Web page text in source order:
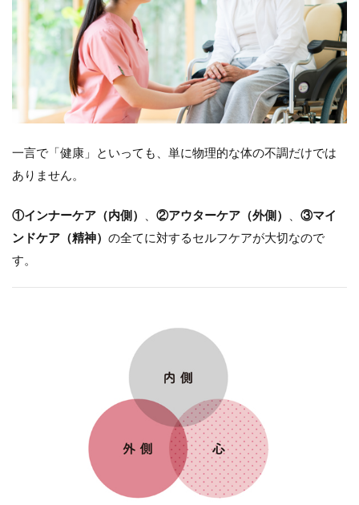
一言で「健康」といっても、単に物理的な体の不調だけでは
ありません。
①インナーケア（内側） ②アウターケア（外側）
③マイ
ンドケア（精神） の全てに対するセルフケアが大切なので
す。